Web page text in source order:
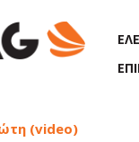
(video)